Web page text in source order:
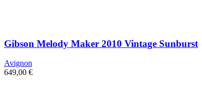
Gibson Melody Maker 2010 Vintage Sunburst
Avignon
649,00 €